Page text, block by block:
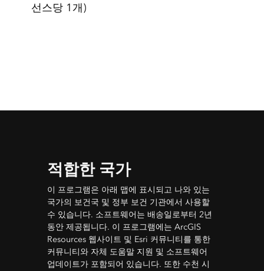
선스당 1개)
적합한 국가
이 프로그램은 아래 맵에 표시되고 나와 있는
국가의 보건국 및 정부 보건 기관에서 사용할
수 있습니다. 소프트웨어는 배송일로부터 2년
동안 제공됩니다. 이 프로그램에는 ArcGIS
Resources 웹사이트 및 Esri 커뮤니티를 통한
커뮤니티와 자체 도움말 지원 및 소프트웨어
업데이트가 포함되어 있습니다. 또한 수천 시